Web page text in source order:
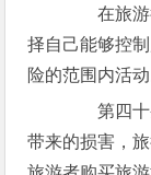
在旅游
择自己能够控
险的范围内活动
第四十
带来的损害，